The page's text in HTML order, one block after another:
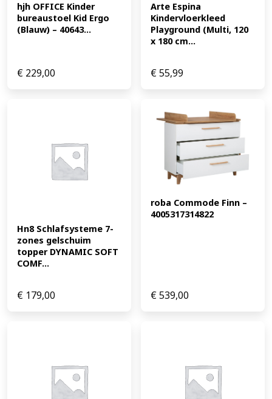
hjh OFFICE Kinder
bureaustoel Kid Ergo
(Blauw) – 40643...
€ 229,00
Arte Espina
Kindervloerkleed
Playground (Multi, 120
x 180 cm...
€55,99
Hn8 Schlafsysteme 7-
zones gelschuim
topper DYNAMIC SOFT
COMF...
€ 179,00
roba Commode Finn –
4005317314822
€539,00